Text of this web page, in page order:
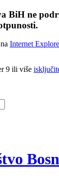
BiH ne
Internet
9 ili više